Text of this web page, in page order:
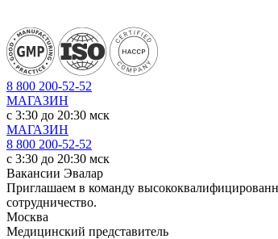
8 800 200-52-52
МАГАЗИН
c 3:30 до 20:30 мск
МАГАЗИН
8 800 200-52-52
c 3:30 до 20:30 мск
Вакансии Эвалар
Приглашаем в команду
сотрудничество.
Москва
Медицинский представитель